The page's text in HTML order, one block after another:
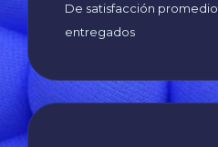
De satisfacción
entregados